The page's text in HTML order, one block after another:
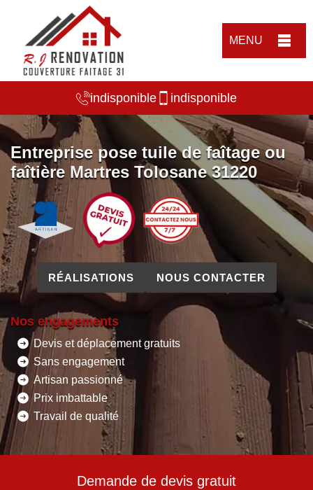
MENU
indisponible indisponible
Entreprise pose tuile de faîtage ou
faîtière Martres Tolosane 31220
RÉALISATIONS NOUS CONTACTER
Nos engagements
Devis et déplacement gratuits
Sans engagement
Artisan passionné
Prix imbattable
Travail de qualité
Demande de devis gratuit